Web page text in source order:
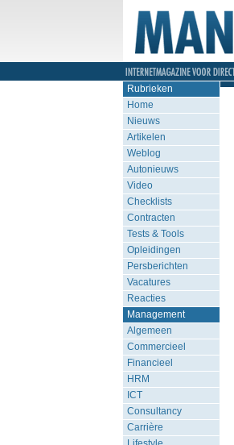
Rubrieken
Home
Nieuws
Artikelen
Weblog
Autonieuws
Video
Checklists
Contracten
Tests & Tools
Opleidingen
Persberichten
Vacatures
Reacties
Management
Algemeen
Commercieel
Financieel
HRM
ICT
Consultancy
Carrière